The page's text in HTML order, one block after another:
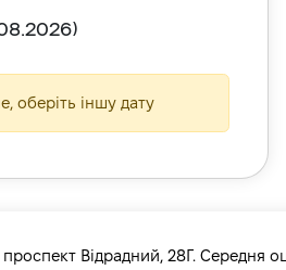
)
оберіть іншу дату
Відрадний, 28Г. Середня